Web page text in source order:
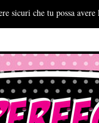
sicuri che tu possa